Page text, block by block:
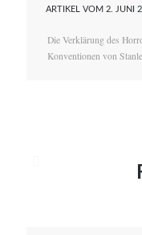
ARTIKEL VOM 2. JUNI
Die Verklärung des
Konventionen von